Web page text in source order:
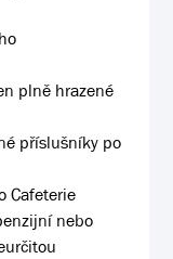
plně hrazené
příslušníky po
Cafeterie
nebo